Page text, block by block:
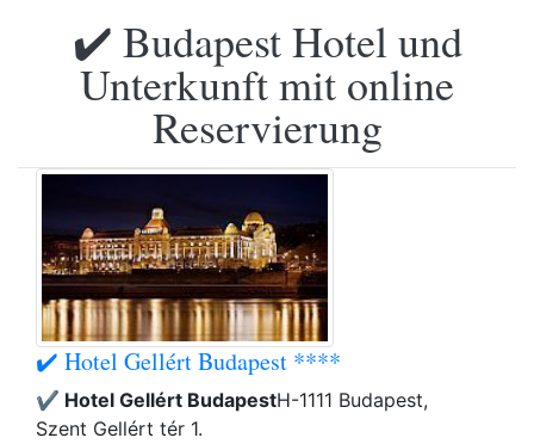
✔️ Budapest Hotel und
Unterkunft mit online
Reservierung
✔️ Hotel Gellért Budapest ****
✔️ Hotel Gellért BudapestH-1111 Budapest,
Szent Gellért tér 1.